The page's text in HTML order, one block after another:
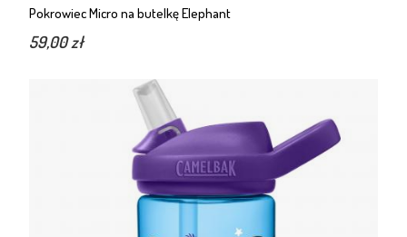
Pokrowiec Micro na butelkę Elephant
59,00 zł